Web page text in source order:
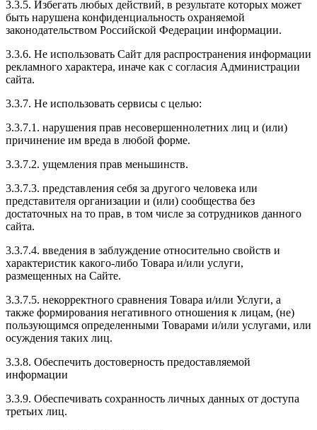
3.3.5. Избегать любых действий, в результате которых может
быть нарушена конфиденциальность охраняемой
законодательством Российской Федерации информации.
3.3.6. Не использовать Сайт для распространения информации
рекламного характера, иначе как с согласия Администрации
сайта.
3.3.7. Не использовать сервисы с целью:
3.3.7.1. нарушения прав несовершеннолетних лиц и (или)
причинение им вреда в любой форме.
3.3.7.2. ущемления прав меньшинств.
3.3.7.3. представления себя за другого человека или
представителя организации и (или) сообщества без
достаточных на то прав, в том числе за сотрудников данного
сайта.
3.3.7.4. введения в заблуждение относительно свойств и
характеристик какого-либо Товара и/или услуги,
размещенных на Сайте.
3.3.7.5. некорректного сравнения Товара и/или Услуги, а
также формирования негативного отношения к лицам, (не)
пользующимся определенными Товарами и/или услугами, или
осуждения таких лиц.
3.3.8. Обеспечить достоверность предоставляемой
информации
3.3.9. Обеспечивать сохранность личных данных от доступа
третьих лиц.